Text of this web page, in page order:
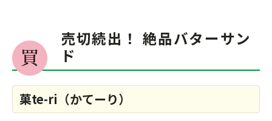
売切続出！ 絶品バターサン
ド
菓te-ri（かてーり）